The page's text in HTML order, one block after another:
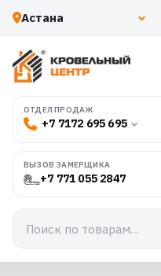
ОТДЕЛ ПРОДАЖ
+7 7172 695 695
ВЫЗОВ ЗАМЕРЩИКА
+7 771 055 2847